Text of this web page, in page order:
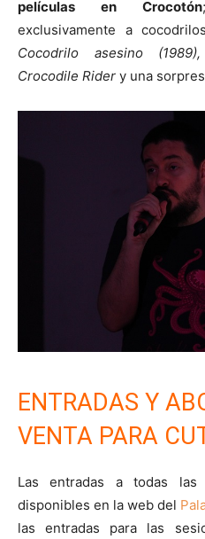
películas en Crocotón
exclusivamente a
Cocodrilo asesino
Crocodile Rider y una
ENTRADAS Y
VENTA PARA
Las entradas a todas
disponibles en la web del
las entradas para las